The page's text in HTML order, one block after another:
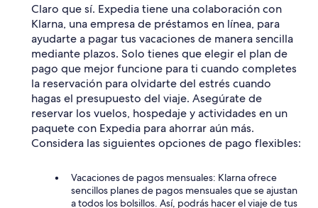
Claro que sí. Expedia tiene una colaboración con
Klarna, una empresa de préstamos en línea, para
ayudarte a pagar tus vacaciones de manera sencilla
mediante plazos. Solo tienes que elegir el plan de
pago que mejor funcione para ti cuando completes
la reservación para olvidarte del estrés cuando
hagas el presupuesto del viaje. Asegúrate de
reservar los vuelos, hospedaje y actividades en un
paquete con Expedia para ahorrar aún más.
Considera las siguientes opciones de pago flexibles:
Vacaciones de pagos mensuales: Klarna ofrece
sencillos planes de pagos mensuales que se ajustan
a todos los bolsillos. Así, podrás hacer el viaje de tus